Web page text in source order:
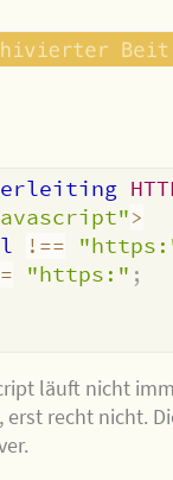
>
!==
= "https:" ;
läuft nicht
recht nicht.